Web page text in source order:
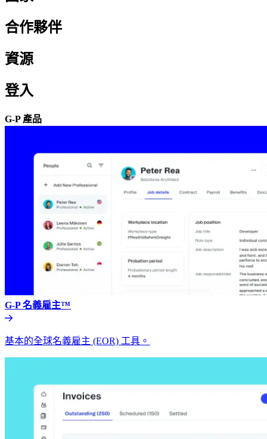
合作夥伴​​
資源​​
登入​​
G-P 產品​​
G-P 名義雇主™​​
基本的全球名義雇主 (EOR) 工具。​​